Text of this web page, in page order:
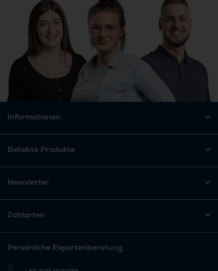
Informationen
Beliebte Produkte
Newsletter
Zahlarten
Persönliche Expertenberatung